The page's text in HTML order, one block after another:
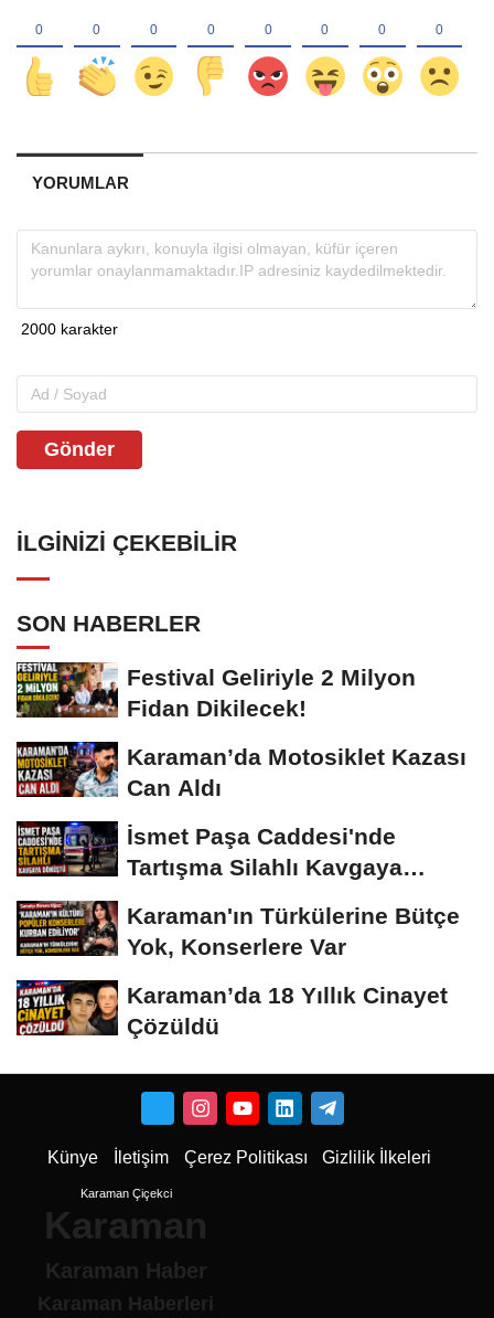
YORUMLAR
Gönder
İLGINIZI ÇEKEBILIR
SON HABERLER
Festival Geliriyle 2 Milyon
Fidan Dikilecek!
Karaman’da Motosiklet Kazası
Can Aldı
İsmet Paşa Caddesi'nde
Tartışma Silahlı Kavgaya
Karaman'ın Türkülerine Bütçe
Yok, Konserlere Var
Karaman’da 18 Yıllık Cinayet
Çözüldü
Künye İletişim Çerez Politikası Gizlilik İlkeleri
Karaman Çiçekci
Karaman
Karaman Haber
Karaman Haberleri